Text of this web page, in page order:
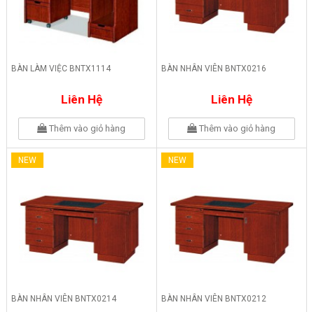
BÀN LÀM VIỆC BNTX1114
Liên Hệ
Thêm vào giỏ hàng
BÀN NHÂN VIÊN BNTX0216
Liên Hệ
Thêm vào giỏ hàng
NEW
BÀN NHÂN VIÊN BNTX0214
NEW
BÀN NHÂN VIÊN BNTX0212